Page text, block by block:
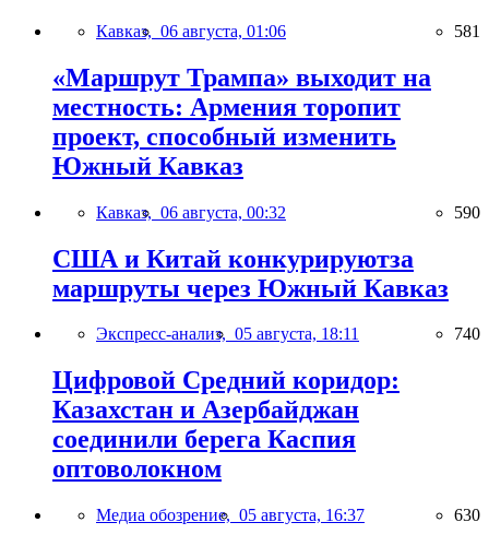
Кавказ, 06 августа, 01:06 581
«Маршрут Трампа» выходит на
местность: Армения торопит
проект, способный изменить
Южный Кавказ
Кавказ, 06 августа, 00:32 590
США и Китай конкурируютза
маршруты через Южный Кавказ
Экспресс-анализ, 05 августа, 18:11 740
Цифровой Средний коридор:
Казахстан и Азербайджан
соединили берега Каспия
оптоволокном
Медиа обозрение, 05 августа, 16:37 630